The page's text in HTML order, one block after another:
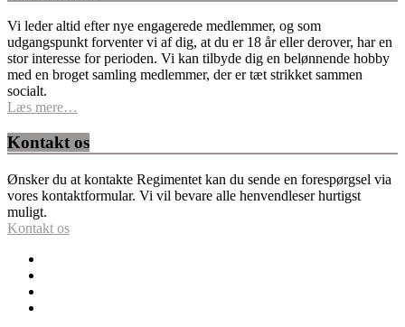
Vi leder altid efter nye engagerede medlemmer, og som
udgangspunkt forventer vi af dig, at du er 18 år eller derover, har en
stor interesse for perioden. Vi kan tilbyde dig en belønnende hobby
med en broget samling medlemmer, der er tæt strikket sammen
socialt.
Læs mere…
Kontakt os
Ønsker du at kontakte Regimentet kan du sende en forespørgsel via
vores kontaktformular. Vi vil bevare alle henvendleser hurtigst
muligt.
Kontakt os